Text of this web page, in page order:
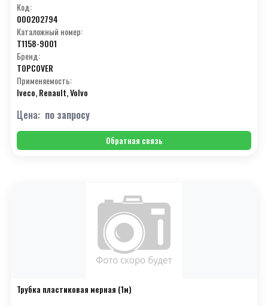
Код:
000202794
Каталожный номер:
T1158-9001
Бренд:
TOPCOVER
Применяемость:
Iveco, Renault, Volvo
Цена: по запросу
Обратная связь
Трубка пластиковая мерная (1м)